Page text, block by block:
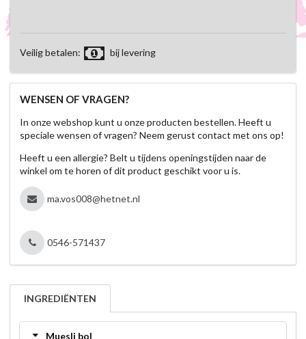
Veilig betalen: bij levering
WENSEN OF VRAGEN?
In onze webshop kunt u onze producten bestellen. Heeft u
speciale wensen of vragen? Neem gerust contact met ons op!
Heeft u een allergie? Belt u tijdens openingstijden naar de
winkel om te horen of dit product geschikt voor u is.
ma.vos008@hetnet.nl
0546-571437
INGREDIËNTEN
Muesli bol